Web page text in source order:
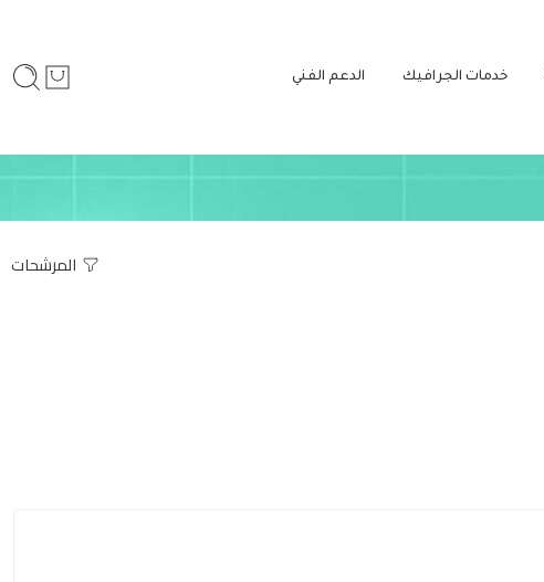
خدمات الجرافيك الدعم الفني
المرشحات